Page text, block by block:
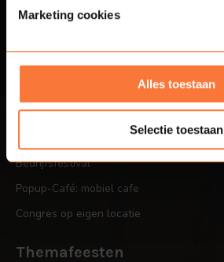
Marketing cookies
Alles toestaan
Selectie toestaan
Bedrijfsfeesten
Bedrijfsfeest op eigen locatie
Personeelsfeest op eigen locatie
Bedrijfsjubileum op locatie
Bedrijfsfestival
Popup-Café: mobiel cafe
Congres op eigen locatie
Themafeesten